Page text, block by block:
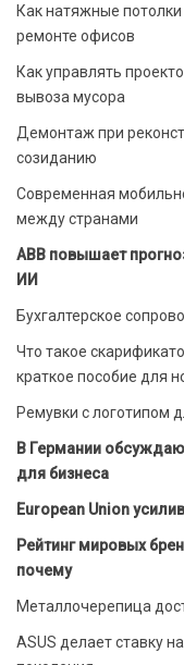
Как натяжные
ремонте офисов
Как управлять
вывоза мусора
Демонтаж при
созиданию
Современная
между странами
ABB повышает
ИИ
Бухгалтерское
Что такое
краткое пособие для
Ремувки с логотипом
В Германии
для бизнеса
European Union
Рейтинг мировых
почему
Металлочерепица
ASUS делает ставку